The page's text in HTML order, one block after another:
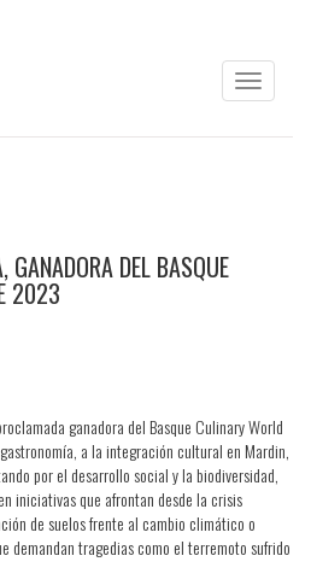
GANADORA DEL BASQUE
2023
ganadora del Basque Culinary World
a la integración cultural en Mardin,
por el desarrollo social y la biodiversidad,
iniciativas que afrontan desde la crisis
de suelos frente al cambio climático o
demandan tragedias como el terremoto sufrido